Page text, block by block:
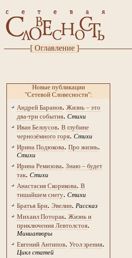
[ Оглавление ]
Новые публикации
"Сетевой Словесности":
Андрей Баранов. Жизнь – это
два-три события. Стихи
Иван Белоусов. В глубине
чернозёмного горя. Стихи
Ирина Подюкова. Про жизнь.
Стихи
Ирина Ремизова. Знаю – будет
так. Стихи
Анастасия Скорикова. В
тишайшем снегу. Стихи
Братья Бри. Эвелин. Рассказ
Михаил Поторак. Жизнь и
приключения Левтолстоя.
Миниатюры
Евгений Антипов. Угол зрения.
Цикл статей